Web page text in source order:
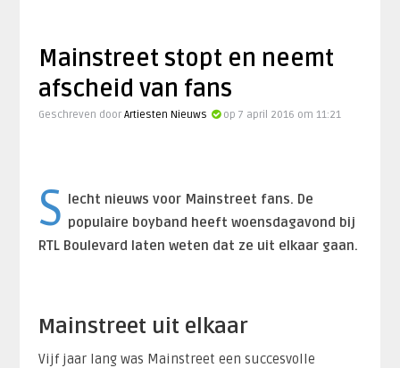
Mainstreet stopt en neemt
afscheid van fans
Geschreven door Artiesten Nieuws op 7 april 2016 om 11:21
S lecht nieuws voor Mainstreet fans. De
populaire boyband heeft woensdagavond bij
RTL Boulevard laten weten dat ze uit elkaar gaan.
Mainstreet uit elkaar
Vijf jaar lang was Mainstreet een succesvolle